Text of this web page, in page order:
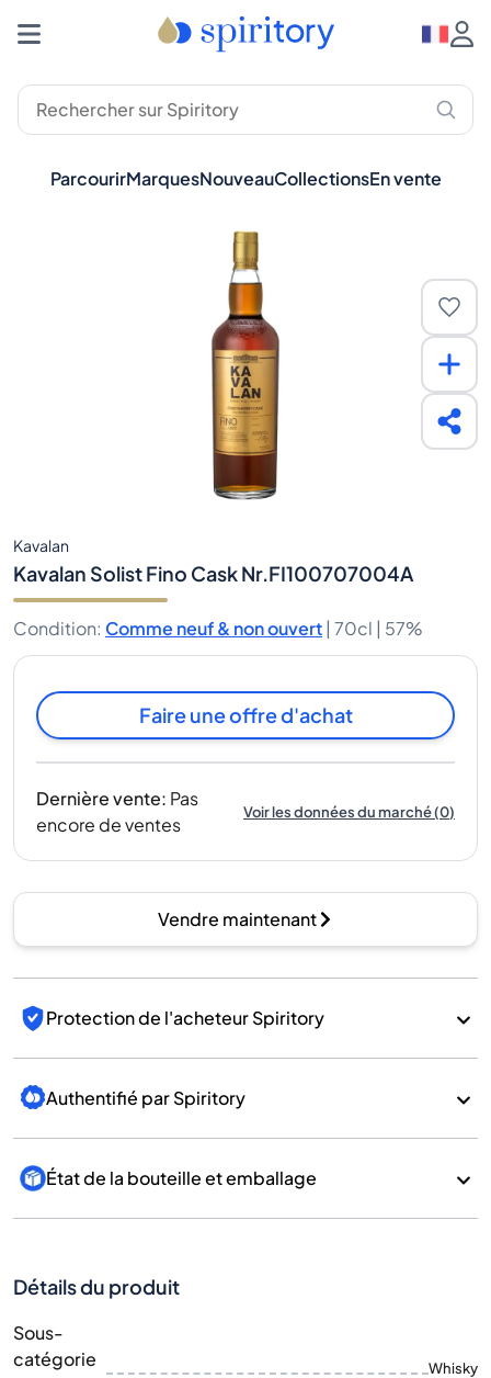
ParcourirMarquesNouveauCollectionsEn vente
Kavalan
Kavalan Solist Fino Cask Nr.FI100707004A
Condition: Comme neuf & non ouvert | 70cl | 57%
Faire une offre d'achat
Dernière vente: Pas
encore de ventes
Voir les données du marché(0)
Vendre maintenant
Protection de l'acheteur Spiritory
Authentifié par Spiritory
État de la bouteille et emballage
Détails du produit
Sous-
catégorie
Whisky